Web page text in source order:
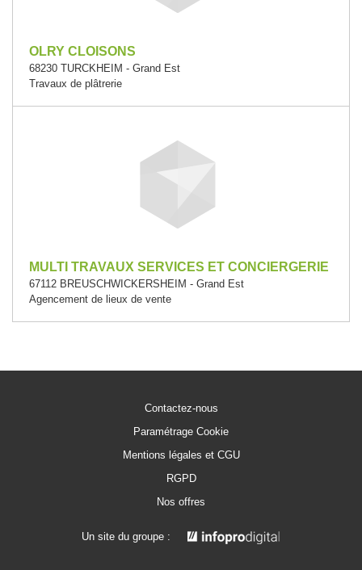
OLRY CLOISONS
68230 TURCKHEIM - Grand Est
Travaux de plâtrerie
MULTI TRAVAUX SERVICES ET CONCIERGERIE
67112 BREUSCHWICKERSHEIM - Grand Est
Agencement de lieux de vente
Contactez-nous
Paramétrage Cookie
Mentions légales et CGU
RGPD
Nos offres
Un site du groupe :